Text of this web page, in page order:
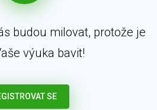
budou milovat, protože je
výuka bavit!
SE